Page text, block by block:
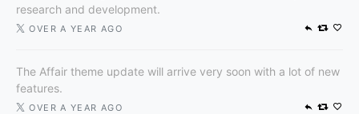
research and development.
OVER A YEAR AGO
The Affair theme update will arrive very soon with a lot of new
features.
OVER A YEAR AGO